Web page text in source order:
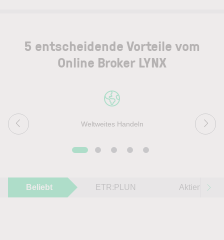
5 entscheidende Vorteile vom
Online Broker LYNX
Weltweites Handeln
Beliebt ETR:PLUN Aktien im